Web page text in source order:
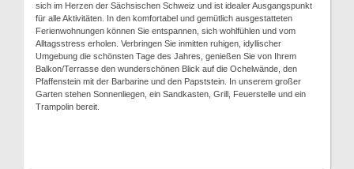
sich im Herzen der Sächsischen Schweiz und ist idealer Ausgangspunkt
für alle Aktivitäten. In den komfortabel und gemütlich ausgestatteten
Ferienwohnungen können Sie entspannen, sich wohlfühlen und vom
Alltagsstress erholen. Verbringen Sie inmitten ruhigen, idyllischer
Umgebung die schönsten Tage des Jahres, genießen Sie von Ihrem
Balkon/Terrasse den wunderschönen Blick auf die Ochelwände, den
Pfaffenstein mit der Barbarine und den Papststein. In unserem großer
Garten stehen Sonnenliegen, ein Sandkasten, Grill, Feuerstelle und ein
Trampolin bereit.